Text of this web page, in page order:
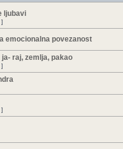
ljubavi
]
emocionalna povezanost
raj, zemlja, pakao
]
]